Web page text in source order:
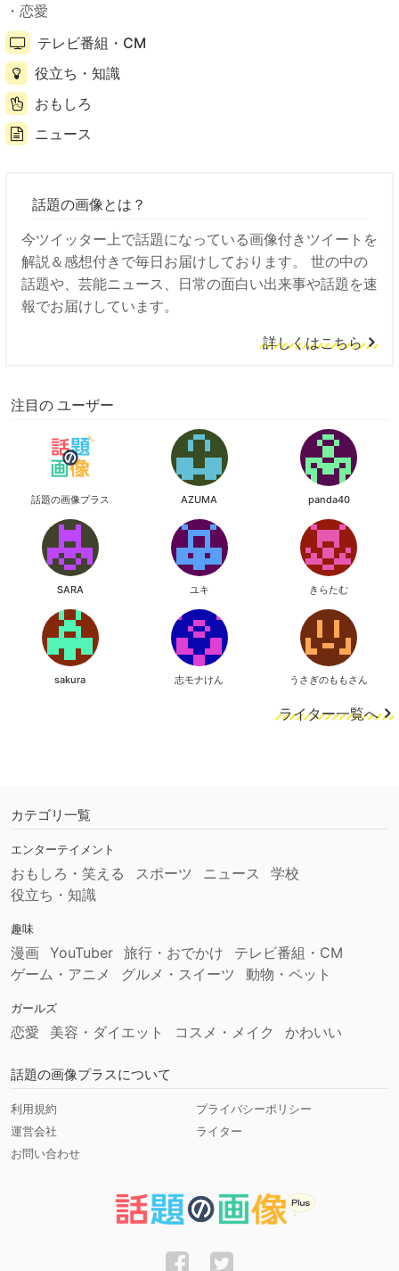
恋愛
テレビ番組・CM
役立ち・知識
おもしろ
ニュース
話題の画像とは？
今ツイッター上で話題になっている画像付きツイートを
解説＆感想付きで毎日お届けしております。 世の中の
話題や、芸能ニュース、日常の面白い出来事や話題を速
報でお届けしています。
詳しくはこちら
注目の ユーザー
話題の画像プラス AZUMA panda40
SARA ユキ きらたむ
sakura 志モナけん うさぎのももさん
ライター一覧へ
カテゴリ一覧
エンターテイメント
おもしろ・笑える スポーツ ニュース
学校
役立ち・知識
趣味
漫画 YouTuber 旅行・おでかけ
テレビ番組・CM
ゲーム・アニメ
グルメ・スイーツ 動物・ペット
ガールズ
恋愛 美容・ダイエット コスメ・メイク かわいい
話題の画像プラスについて
利用規約
プライバシーポリシー
運営会社
ライター
お問い合わせ